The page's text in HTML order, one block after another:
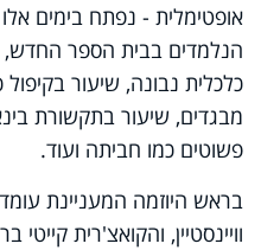
אופטימלית - נפתח בימים
הנלמדים בבית הספר החדש,
כלכלית נבונה, שיעור
מבגדים, שיעור בתקשורת
פשוטים כמו חביתה ועוד.
בראש היוזמה המעניינת
וויינסטיין, והקואצ'רית